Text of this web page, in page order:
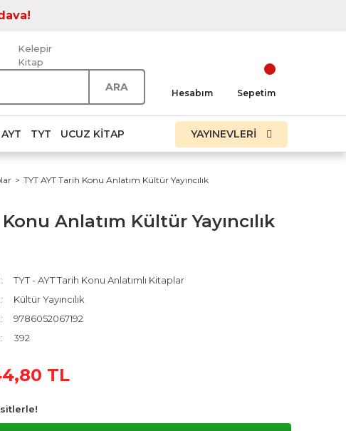
Kelepir
Kitap
ARA Hesabım Sepetim
AYT TYT UCUZ KITAP YAYINEVLERİ
TYT AYT Tarih Konu Anlatım Kültür Yayıncılık
Anlatım Kültür Yayıncılık
TYT - AYT Tarih Konu Anlatımlı Kitaplar
Kültür Yayıncılık
9786052067192
392
TL